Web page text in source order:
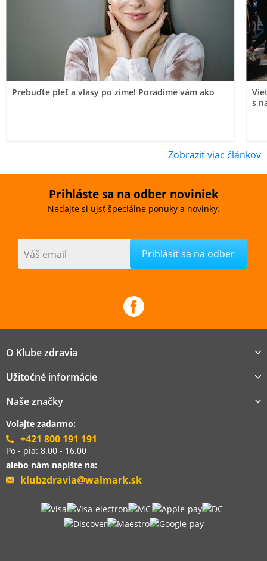
Prebuďte pleť a vlasy po zime! Poradíme vám ako
s
Zobraziť viac článkov
Prihláste sa na odber noviniek
Nedajte si ujsť špeciálne ponuky a novinky.
Váš email
O Klube zdravia
Užitočné informácie
Naše značky
Volajte zadarmo:
+421 800 191 191
Po - pia: 8.00 - 16.00
alebo nám napíšte na:
klubzdravia@walmark.sk